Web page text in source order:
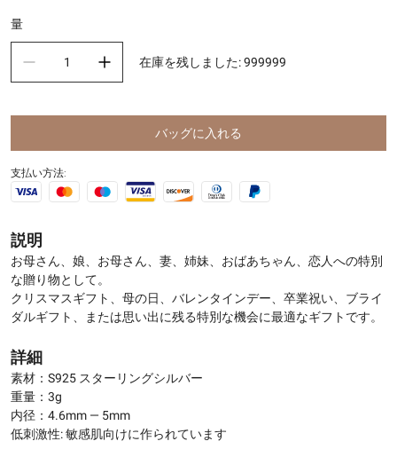
量
在庫を残しました:999999
バッグに入れる
支払い方法:
説明
お母さん、娘、お母さん、妻、姉妹、おばあちゃん、恋人への特別
な贈り物として。
クリスマスギフト、母の日、バレンタインデー、卒業祝い、ブライ
ダルギフト、または思い出に残る特別な機会に最適なギフトです。
詳細
素材：S925 スターリングシルバー
重量：3g
内径：4.6mm — 5mm
低刺激性: 敏感肌向けに作られています